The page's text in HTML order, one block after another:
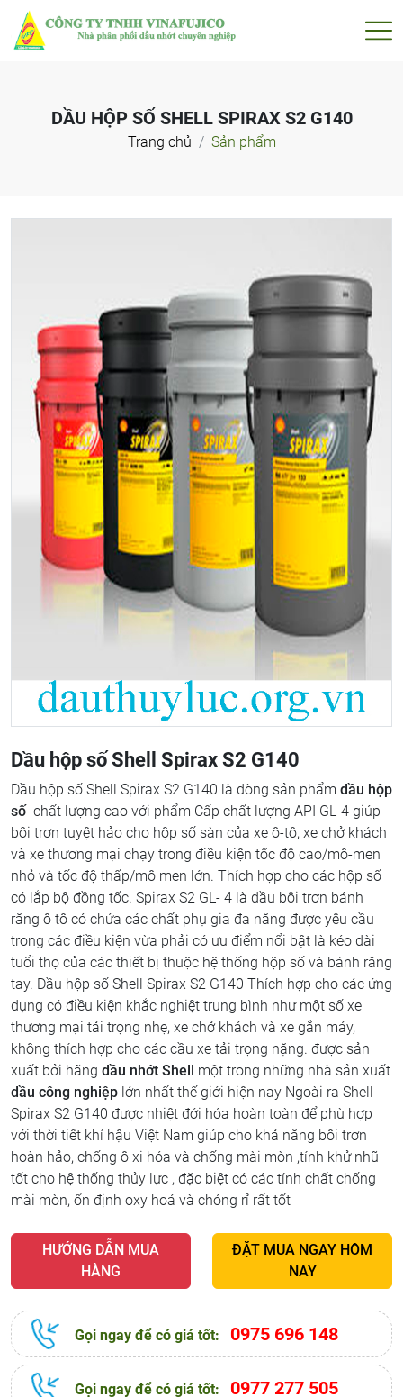
DẦU HỘP SỐ SHELL SPIRAX S2 G140
Trang chủ Sản phẩm
Dầu hộp số Shell Spirax S2 G140
Dầu hộp số Shell Spirax S2 G140 là dòng sản phẩm dầu hộp
số chất lượng cao với phẩm Cấp chất lượng API GL-4 giúp
bôi trơn tuyệt hảo cho hộp số sàn của xe ô-tô, xe chở khách
và xe thương mại chạy trong điều kiện tốc độ cao/mô-men
nhỏ và tốc độ thấp/mô men lớn. Thích hợp cho các hộp số
có lắp bộ đồng tốc. Spirax S2 GL- 4 là dầu bôi trơn bánh
răng ô tô có chứa các chất phụ gia đa năng được yêu cầu
trong các điều kiện vừa phải có ưu điểm nổi bật là kéo dài
tuổi thọ của các thiết bị thuộc hệ thống hộp số và bánh răng
tay. Dầu hộp số Shell Spirax S2 G140 Thích hợp cho các ứng
dụng có điều kiện khắc nghiệt trung bình như một số xe
thương mại tải trọng nhẹ, xe chở khách và xe gắn máy,
không thích hợp cho các cầu xe tải trọng nặng. được sản
xuất bởi hãng dầu nhớt Shell một trong những nhà sản xuất
dầu công nghiệp lớn nhất thế giới hiện nay Ngoài ra Shell
Spirax S2 G140 được nhiệt đới hóa hoàn toàn để phù hợp
với thời tiết khí hậu Việt Nam giúp cho khả năng bôi trơn
hoàn hảo, chống ô xi hóa và chống mài mòn ,tính khử nhũ
tốt cho hệ thống thủy lực , đặc biệt có các tính chất chống
mài mòn, ổn định oxy hoá và chóng rỉ rất tốt
HƯỚNG DẪN MUA
HÀNG
ĐẶT MUA NGAY HÔM
NAY
Gọi ngay để có giá tốt: 0975 696 148
Gọi ngay để có giá tốt: 0977 277 505